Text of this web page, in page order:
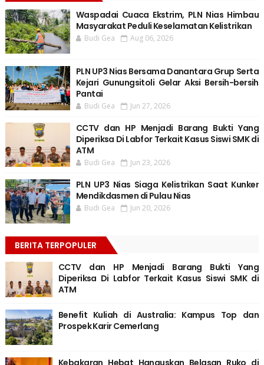
Waspadai Cuaca Ekstrim, PLN Nias Himbau
Masyarakat Peduli Keselamatan Kelistrikan
Budi Gea Aug 06, 2026
PLN UP3 Nias Bersama Danantara Grup Serta
Kejari Gunungsitoli Gelar Aksi Bersih-bersih
Pantai
Budi Gea Jun 27, 2026
CCTV dan HP Menjadi Barang Bukti Yang
Diperiksa Di Labfor Terkait Kasus Siswi SMK di
ATM
Budi Gea Jun 23, 2026
PLN UP3 Nias Siaga Kelistrikan Saat Kunker
Mendikdasmen di Pulau Nias
Budi Gea Jun 20, 2026
BERITA TERPOPULER
CCTV dan HP Menjadi Barang Bukti Yang
Diperiksa Di Labfor Terkait Kasus Siswi SMK di
ATM
Benefit Kuliah di Australia: Kampus Top dan
Prospek Karir Cemerlang